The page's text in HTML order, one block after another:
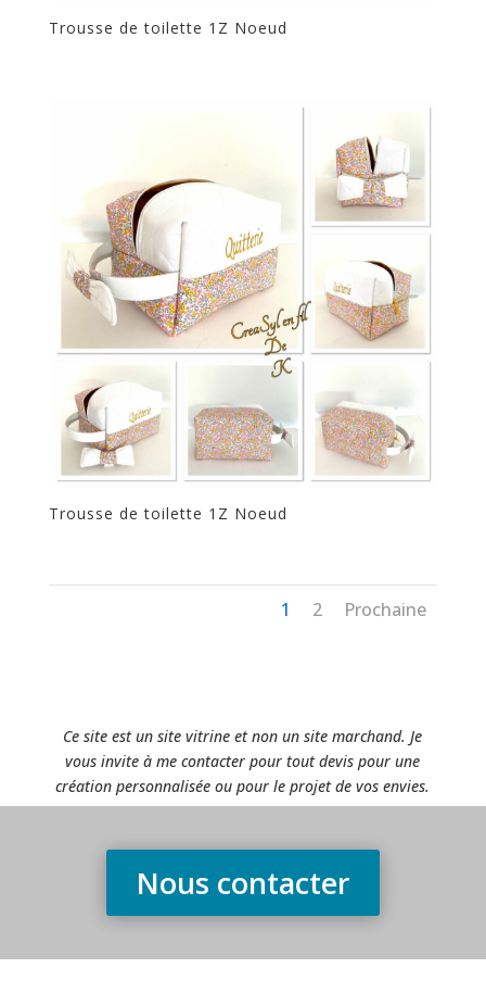
Trousse de toilette 1Z Noeud
Trousse de toilette 1Z Noeud
1 2 Prochaine
Ce site est un site vitrine et non un site marchand. Je
vous invite à me contacter pour tout devis pour une
création personnalisée ou pour le projet de vos envies.
Nous contacter